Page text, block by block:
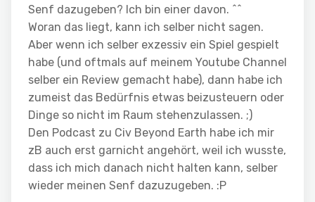
Senf dazugeben? Ich bin einer davon. ^^
Woran das liegt, kann ich selber nicht sagen.
Aber wenn ich selber exzessiv ein Spiel gespielt
habe (und oftmals auf meinem Youtube Channel
selber ein Review gemacht habe), dann habe ich
zumeist das Bedürfnis etwas beizusteuern oder
Dinge so nicht im Raum stehenzulassen. ;)
Den Podcast zu Civ Beyond Earth habe ich mir
zB auch erst garnicht angehört, weil ich wusste,
dass ich mich danach nicht halten kann, selber
wieder meinen Senf dazuzugeben. :P